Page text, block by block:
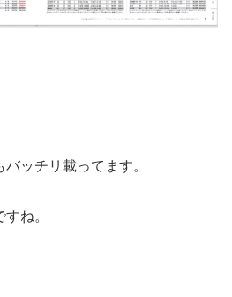
ッチリ載ってます。
ね。